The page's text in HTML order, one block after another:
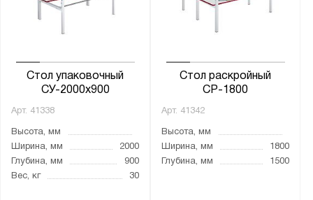
Стол упаковочный
СУ-2000х900
Арт. 41338
Высота, мм
Ширина, мм
2000
Глубина, мм
900
Вес, кг
30
Стол раскройный
СР-1800
Арт. 41342
Высота, мм
Ширина, мм
1800
Глубина, мм
1500